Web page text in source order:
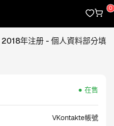
年注册 - 個人資料部分填
在售
VKontakte帳號